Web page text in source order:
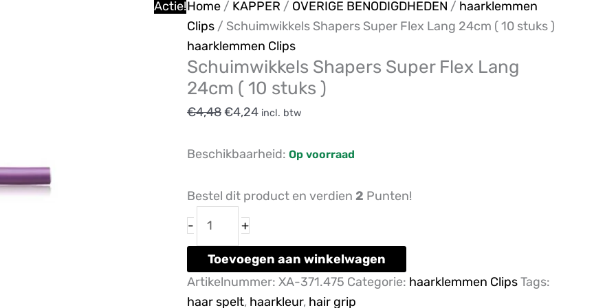
Actie!Home / KAPPER / OVERIGE BENODIGDHEDEN / haarklemmen
Clips / Schuimwikkels Shapers Super Flex Lang 24cm ( 10 stuks )
haarklemmen Clips
Schuimwikkels Shapers Super Flex Lang
24cm ( 10 stuks )
€4,48
Oorspronkelijke
prijs
was:
€4,48.
€4,24
Huidige
prijs
is:
€4,24.
incl. btw
Beschikbaarheid: Op voorraad
Bestel dit product en verdien 2 Punten!
-
Schuimwikkels
Shapers
Super
Flex
Lang
24cm
aantal
+
Toevoegen aan winkelwagen
Artikelnummer: XA-371.475 Categorie: haarklemmen ClipsTags:
haar spelt, haarkleur, hair grip